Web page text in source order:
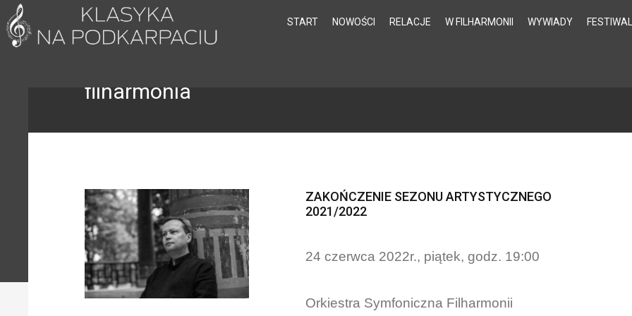
START NOWOŚCI RELACJE W FILHARMONII WYWIADY
filharmonia
ZAKOŃCZENIE SEZONU ARTYSTYCZNEGO
2021/2022
24 czerwca 2022r., piątek, godz. 19:00
Orkiestra Symfoniczna Filharmonii